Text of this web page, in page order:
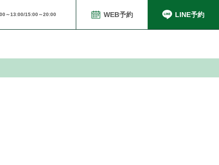
～13:00/15:00～20:00 WEB予約 LINE予約